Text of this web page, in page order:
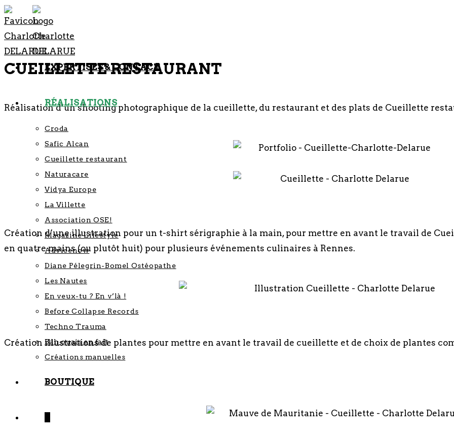
EXPERTISES & CONTACT
RÉALISATIONS
Croda
Safic Alcan
Cueillette restaurant
Naturacare
Vidya Europe
La Villette
Association OSE!
Magazine Lifestyle
Advicenow
Diane Pélegrin-Bomel Ostéopathe
Les Nautes
En veux-tu ? En v’là !
Before Collapse Records
Techno Trauma
Bah ouais en fait
Créations manuelles
BOUTIQUE
CUEILLETTE RESTAURANT
Réalisation d’un shooting photographique de la cueillette, du restaurant et des plats de Cueillette
Création d’une illustration pour un t-shirt sérigraphie à la main, pour mettre en avant le travail de
en quatre mains (ou plutôt huit) pour plusieurs événements culinaires à Rennes.
Création illustrations de plantes pour mettre en avant le travail de cueillette et de choix de plantes